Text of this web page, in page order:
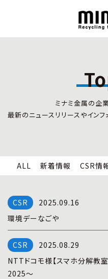
CSR情報
企業情報
全国事業所紹介
ミナミ金属の企
最新のニュースリリースやインフ
ALL 新着情報 CSR情
2025.09.16
環境デーなごや
2025.08.29
NTTドコモ様【スマホ分解教
2025～